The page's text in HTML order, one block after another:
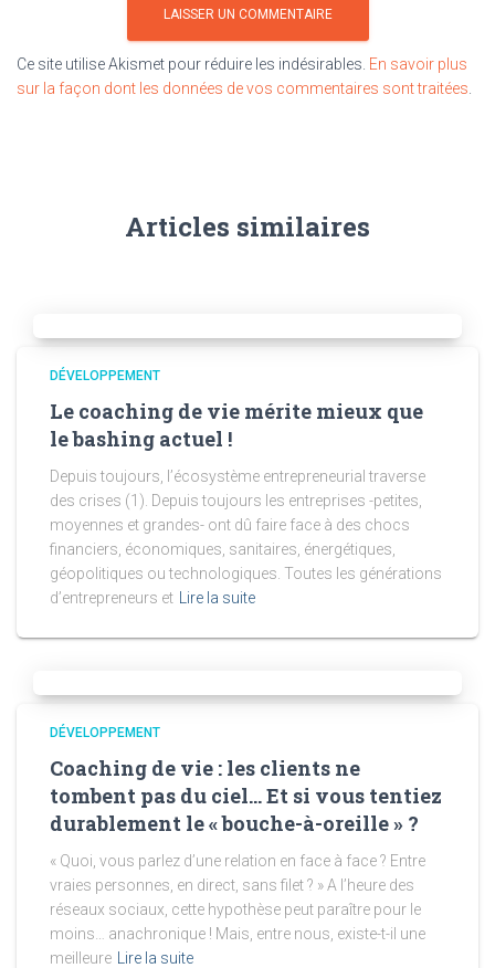
Ce site utilise Akismet pour réduire les indésirables. En savoir plus
sur la façon dont les données de vos commentaires sont traitées
Articles similaires
DÉVELOPPEMENT
Le coaching de vie mérite mieux que
le bashing actuel !
Depuis toujours, l’écosystème entrepreneurial traverse
des crises (1). Depuis toujours les entreprises -petites,
moyennes et grandes- ont dû faire face à des chocs
financiers, économiques, sanitaires, énergétiques,
géopolitiques ou technologiques. Toutes les générations
d’entrepreneurs et
Lire la suite
DÉVELOPPEMENT
Coaching de vie : les clients ne
tombent pas du ciel… Et si vous tentiez
durablement le « bouche-à-oreille » ?
« Quoi, vous parlez d’une relation en face à face ? Entre
vraies personnes, en direct, sans filet ? » A l’heure des
réseaux sociaux, cette hypothèse peut paraître pour le
moins… anachronique ! Mais, entre nous, existe-t-il une
meilleure
Lire la suite